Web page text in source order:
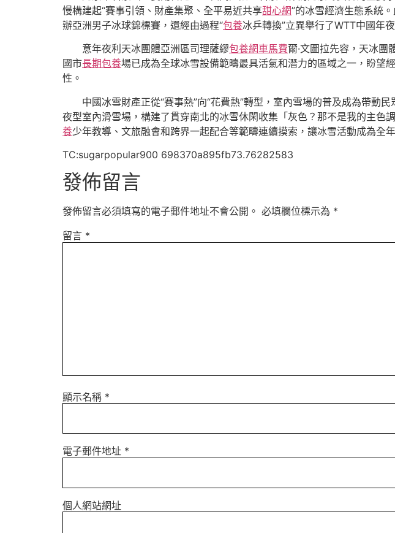
慢構建起“賽事引領、財產集聚、全平易近共享甜心網”的冰雪經濟生態系統
辦亞洲男子冰球錦標賽，還經由過程“包養冰乒轉換”立異舉行了WTT中國年
意年夜利天冰團體亞洲區司理薩繆包養網車馬費爾·文圖拉先容，天冰
國市長期包養場已成為全球冰雪設備範疇最具活氣和潛力的區域之一，盼望
性。
中國冰雪財產正從“賽事熱”向“花費熱”轉型，室內雪場的普及成為帶動
夜型室內滑雪場，構建了貫穿南北的冰雪休閑收集「灰色？那不是我的主
養少年教導、文旅融會和跨界一起配合等範疇連續摸索，讓冰雪活動成為全
TC:sugarpopular900 698370a895fb73.76282583
發佈留言
發佈留言必須填寫的電子郵件地址不會公開。 必填欄位標示為 *
留言 *
顯示名稱 *
電子郵件地址 *
個人網站網址